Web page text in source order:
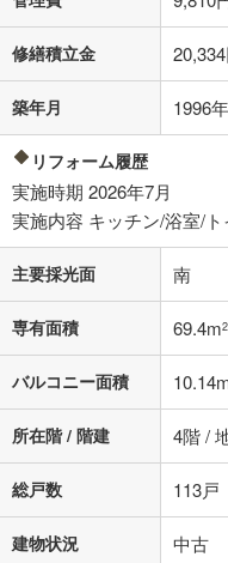
す。
条件によってお借り入れが
不動産会社
修繕積立金
築年月 1996
リフォーム履歴
実施時期 2026年7月
実施内容 キッチン/浴室/
主要採光面 南
専有面積 69.4m2
バルコニー面積
所在階 / 階建 4階 /
総戸数 113戸
建物状況 中古